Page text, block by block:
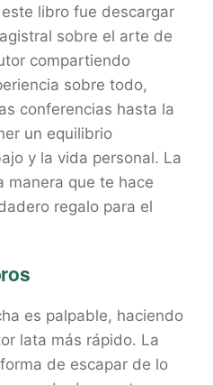
libro fue descargar
sobre el arte de
compartiendo
sobre todo,
conferencias hasta la
un equilibrio
y la vida personal. La
manera que te hace
regalo para el
es palpable, haciendo
lata más rápido. La
de escapar de lo